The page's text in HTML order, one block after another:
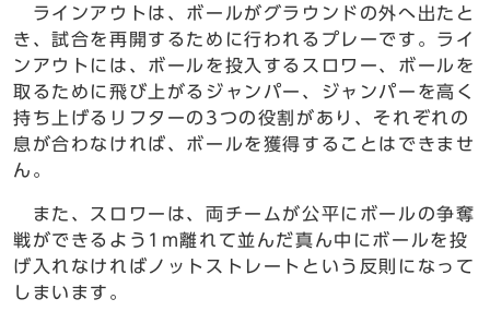
ラインアウトは、ボールがグラウンドの外へ出たと
き、試合を再開するために行われるプレーです。ライ
ンアウトには、ボールを投入するスロワー、ボールを
取るために飛び上がるジャンパー、ジャンパーを高く
持ち上げるリフターの3つの役割があり、それぞれの
息が合わなければ、ボールを獲得することはできませ
ん。
また、スロワーは、両チームが公平にボールの争奪
戦ができるよう1m離れて並んだ真ん中にボールを投
げ入れなければノットストレートという反則になって
しまいます。